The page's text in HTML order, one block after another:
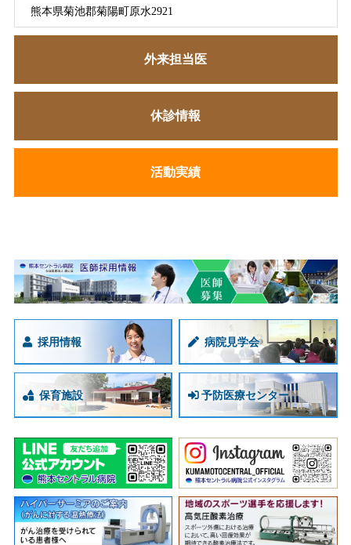
熊本県菊池郡菊陽町原水2921
外来担当医
休診情報
活動実績
採用情報 病院見学会
保育施設 予防医療センター